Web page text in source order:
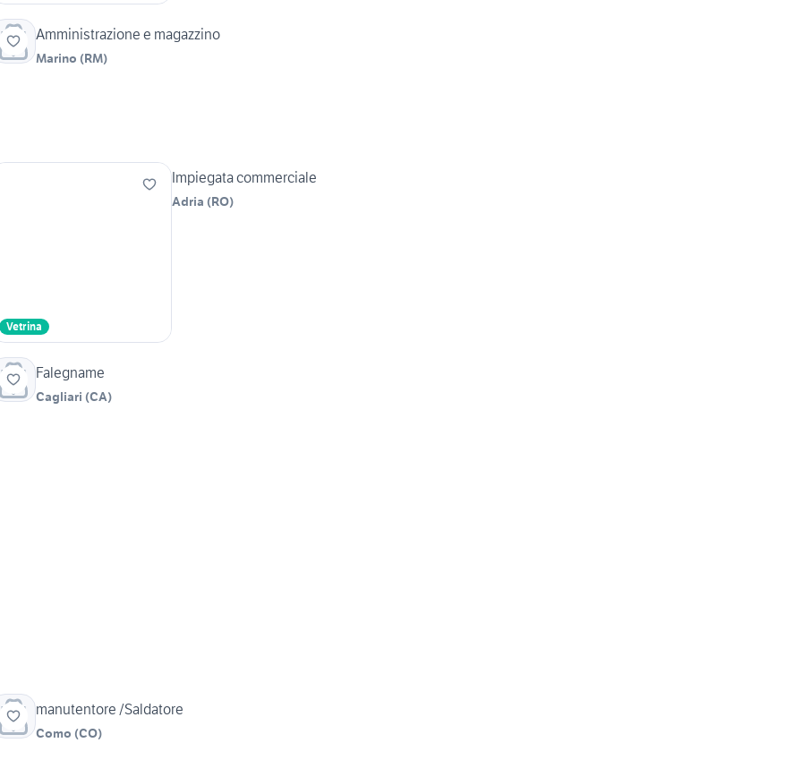
Amministrazione e magazzino
Marino (RM)
Vetrina
Impiegata commerciale
Adria (RO)
Falegname
Cagliari (CA)
manutentore /Saldatore
Como (CO)